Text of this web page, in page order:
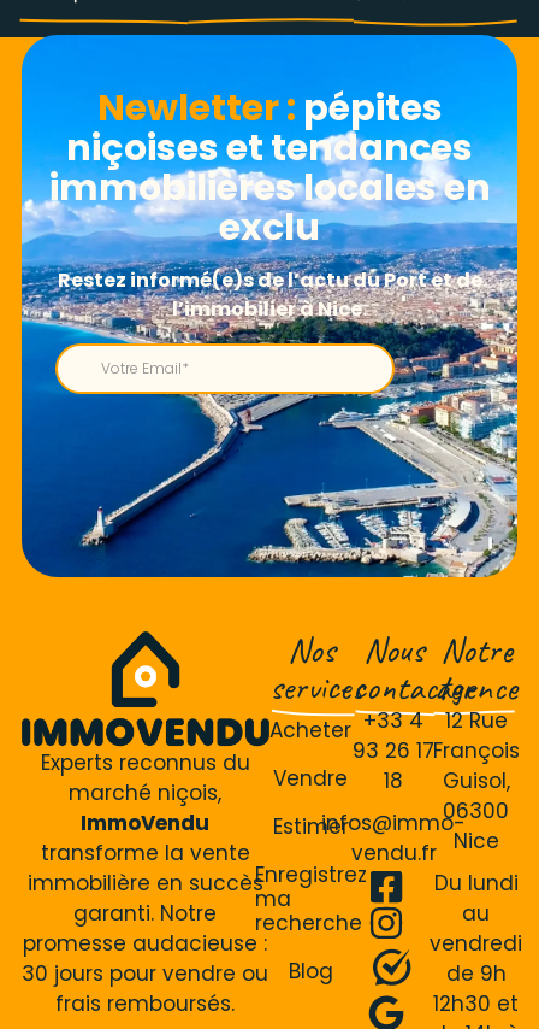
Newletter​ : pépites
niçoises et tendances
immobilières locales en
exclu
Experts reconnus du
marché niçois,
ImmoVendu
transforme la vente
immobilière en succès
garanti. Notre
promesse audacieuse :
30 jours pour vendre ou
frais remboursés.
Nos
services
Acheter
Vendre
Estimer
Enregistrez
ma
recherche
Blog
Nous
contacter
+33 4
93 26 17
18
infos@immo-
vendu.fr
Notre
agence
12 Rue
François
Guisol,
06300
Nice
Du lundi
au
vendredi
de 9h
12h30 et